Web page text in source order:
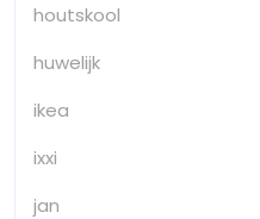
houtskool
huwelijk
ikea
ixxi
jan